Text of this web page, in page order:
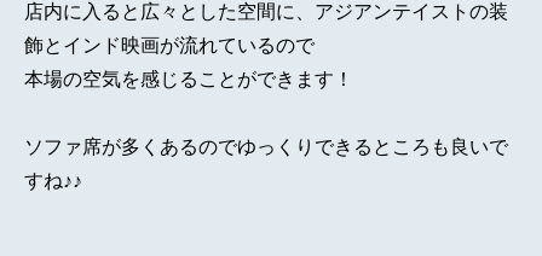
店内に入ると広々とした空間に、アジアンテイストの装
飾とインド映画が流れているので
本場の空気を感じることができます！
ソファ席が多くあるのでゆっくりできるところも良いで
すね♪♪